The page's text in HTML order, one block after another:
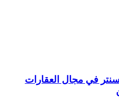
في مجال العقارات